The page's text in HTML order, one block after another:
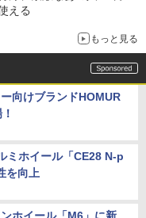
える
もっと見る
向けブランドHOMUR
ミホイール「CE28 N-p
を向上
ホイール「M6」に新